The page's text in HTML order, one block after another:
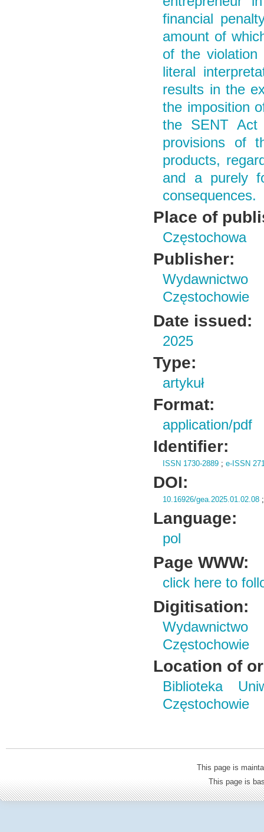
financial
amount of
of the violation
literal
results in the
the imposition
the SENT Act
provisions of
products,
and a purely
consequences.
Place of
Częstochowa
Publisher:
Częstochowie
Date issued:
2025
Type:
artykuł
Format:
application/pdf
Identifier:
ISSN 1730-2889 ;e-ISSN
DOI:
10.16926/gea.2025.01.02.08
Language:
pol
Page WWW:
click here to
Digitisation:
Częstochowie
Location of
Biblioteka
Częstochowie
This page is
This page is